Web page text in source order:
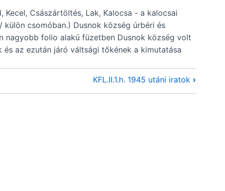
Kecel, Császártöltés, Lak, Kalocsa - a kalocsai
csomóban.) Dusnok község úrbéri és
nagyobb folio alakú füzetben Dusnok község volt
az ezután járó váltsági tőkének a kimutatása
KFL.II.1.h. 1945 utáni iratok ›